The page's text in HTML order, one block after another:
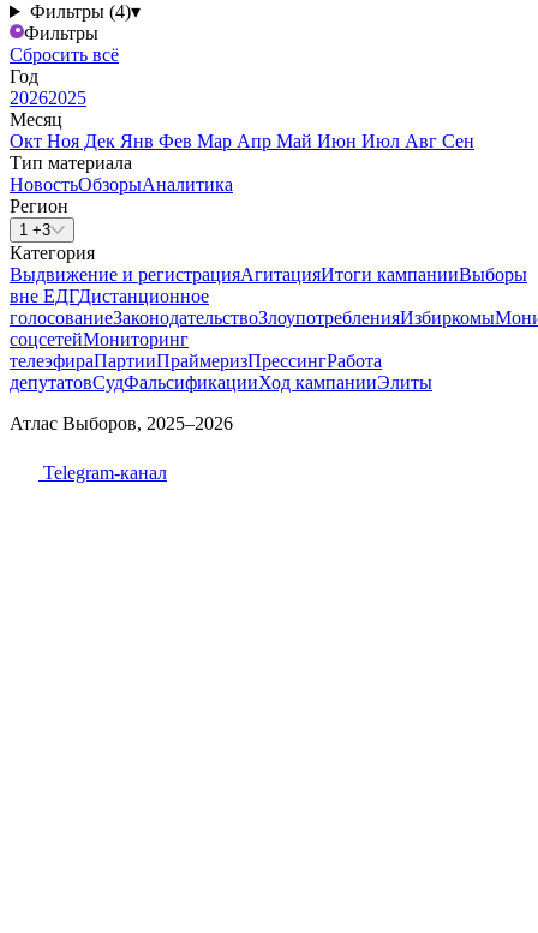
Фильтры (4)▾
Фильтры
Сбросить всё
Год
20262025
Месяц
Окт Ноя Дек Янв Фев Мар Апр Май Июн Июл Авг Сен
Тип материала
НовостьОбзорыАналитика
Регион
1 +3
Категория
Выдвижение и регистрацияАгитацияИтоги кампанииВыборы
вне ЕДГДистанционное
голосованиеЗаконодательствоЗлоупотребленияИзбиркомы
соцсетейМониторинг
телеэфираПартииПраймеризПрессингРабота
депутатовСудФальсификацииХод кампанииЭлиты
Атлас Выборов, 2025–2026
Telegram-канал